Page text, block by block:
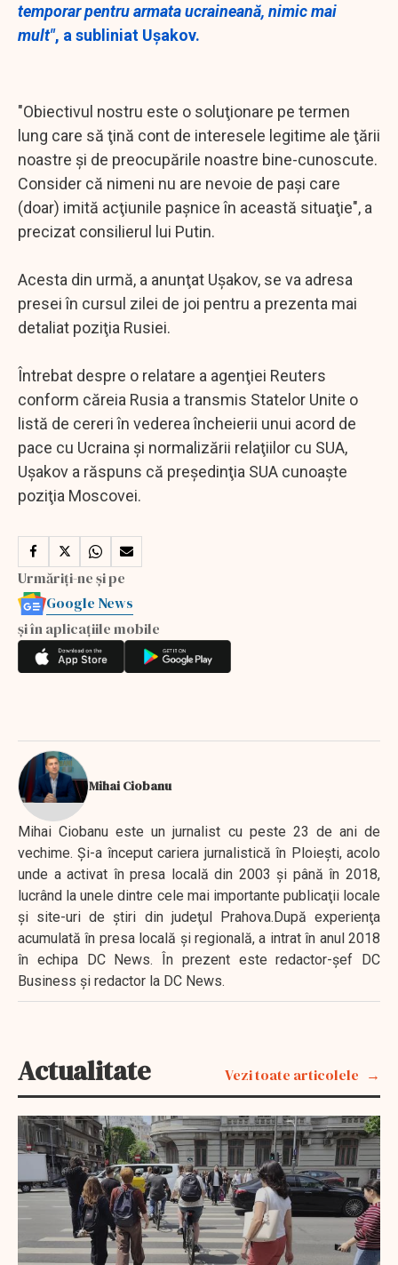
temporar pentru armata ucraineană, nimic mai
mult", a subliniat Uşakov.
"Obiectivul nostru este o soluţionare pe termen
lung care să ţină cont de interesele legitime ale ţării
noastre şi de preocupările noastre bine-cunoscute.
Consider că nimeni nu are nevoie de paşi care
(doar) imită acţiunile paşnice în această situaţie", a
precizat consilierul lui Putin.
Acesta din urmă, a anunţat Uşakov, se va adresa
presei în cursul zilei de joi pentru a prezenta mai
detaliat poziţia Rusiei.
Întrebat despre o relatare a agenţiei Reuters
conform căreia Rusia a transmis Statelor Unite o
listă de cereri în vederea încheierii unui acord de
pace cu Ucraina şi normalizării relaţiilor cu SUA,
Uşakov a răspuns că preşedinţia SUA cunoaşte
poziţia Moscovei.
Urmăriți-ne și pe
Google News
și în aplicațiile mobile
Mihai Ciobanu
Mihai Ciobanu este un jurnalist cu peste 23 de ani de
vechime. Şi-a început cariera jurnalistică în Ploieşti, acolo
unde a activat în presa locală din 2003 şi până în 2018,
lucrând la unele dintre cele mai importante publicaţii locale
şi site-uri de ştiri din judeţul Prahova.După experienţa
acumulată în presa locală şi regională, a intrat în anul 2018
în echipa DC News. În prezent este redactor-şef DC
Business şi redactor la DC News.
Actualitate Vezi toate articolele